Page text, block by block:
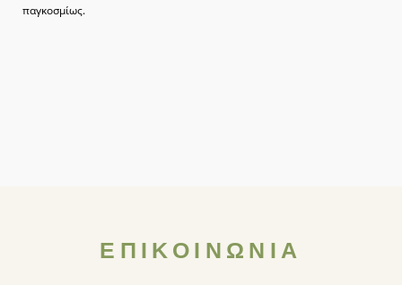
παγκοσμίως.
ΕΠΙΚΟΙΝΩΝΙΑ